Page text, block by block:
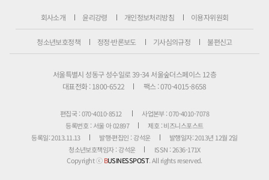
회사소개 윤리강령 개인정보처리방침 이용자위원회
청소년보호정책 정정·반론보도 기사심의규정 불편신고
서울특별시 성동구 성수일로 39-34 서울숲더스페이스 12층
대표전화 : 1800-6522
팩스 : 070-4015-8658
편집국 : 070-4010-8512
사업본부 : 070-4010-7078
등록번호 : 서울 아 02897
제호 : 비즈니스포스트
등록일: 2013.11.13
발행·편집인 : 강석운
발행일자: 2013년 12월 2일
청소년보호책임자 : 강석운
ISSN : 2636-171X
Copyright ⓒBUSINESSPOST. All rights reserved.